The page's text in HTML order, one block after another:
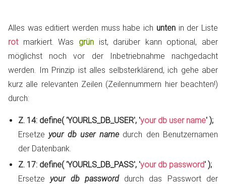
Alles was editiert werden muss habe ich untenin der Liste
rotmarkiert. Was grünist, darüber kann optional, aber
möglichst noch vor der Inbetriebnahme nachgedacht
werden. Im Prinzip ist alles selbsterklärend, ich gehe aber
kurz alle relevanten Zeilen (Zeilennummern hier beachten!)
durch:
Z. 14: define( 'YOURLS_DB_USER', 'your db user name' );
Ersetze your db user namedurch den Benutzernamen
der Datenbank.
Z. 17: define( 'YOURLS_DB_PASS', 'your db password' );
Ersetze your db passworddurch das Passwort der